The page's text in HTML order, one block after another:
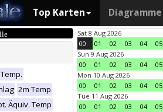
Top Karten Diagramme
2m Temp
Äquiv. Temp
Sat 8 Aug 2026
00
01 02 03 04 05
Sun 9 Aug 2026
00
01 02 03 04 05
Mon 10 Aug 2026
00
01 02 03 04 05
Tue 11 Aug 2026
00
01 02 03 04 05